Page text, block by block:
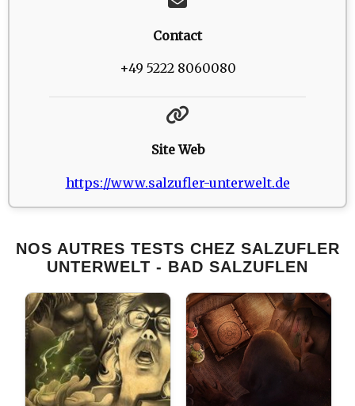
Contact
+49 5222 8060080
Site Web
https://www.salzufler-unterwelt.de
NOS AUTRES TESTS CHEZ SALZUFLER
UNTERWELT - BAD SALZUFLEN